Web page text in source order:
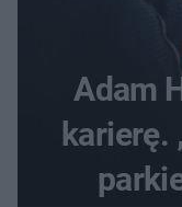
Adam
karierę.